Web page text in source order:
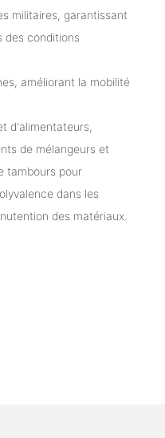
militaires, garantissant
des conditions
améliorant la mobilité
d'alimentateurs,
de mélangeurs et
tambours pour
dans les
des matériaux.